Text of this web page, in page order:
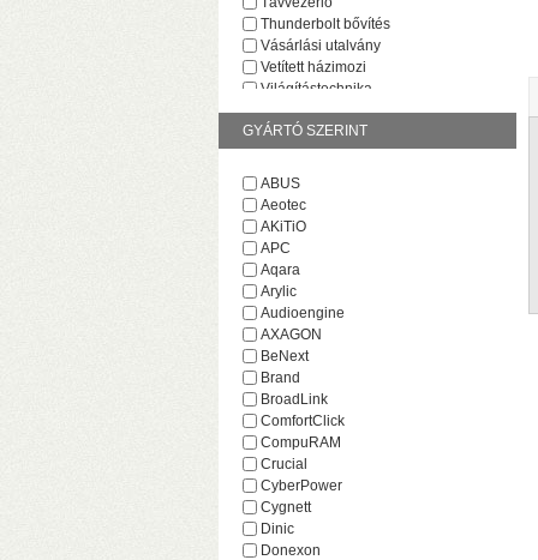
Thunderbolt bővítés
Vásárlási utalvány
Vetített házimozi
Világítástechnika
GYÁRTÓ SZERINT
ABUS
Aeotec
AKiTiO
APC
Aqara
Arylic
Audioengine
AXAGON
BeNext
Brand
BroadLink
ComfortClick
CompuRAM
Crucial
CyberPower
Cygnett
Dinic
Donexon